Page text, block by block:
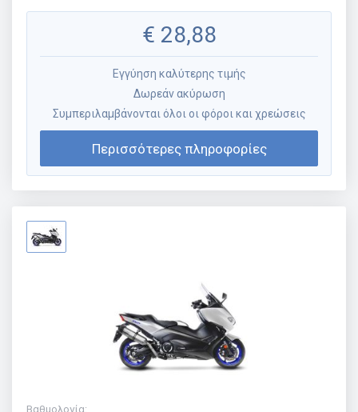
€ 28,88
Εγγύηση καλύτερης τιμής
Δωρεάν ακύρωση
Συμπεριλαμβάνονται όλοι οι φόροι και χρεώσεις
Περισσότερες πληροφορίες
Βαθμολογία: